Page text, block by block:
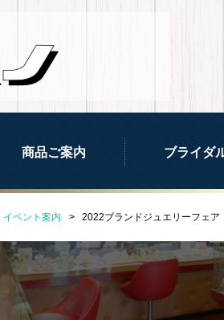
商品ご案内 ブライダ
イベント案内 2022ブランドジュエリーフェア